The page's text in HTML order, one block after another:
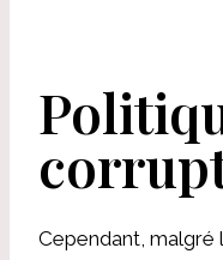
Cependant, malgré